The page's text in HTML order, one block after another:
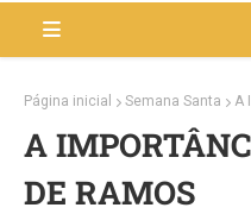
Página inicial Semana Santa A
A
DE RAMOS